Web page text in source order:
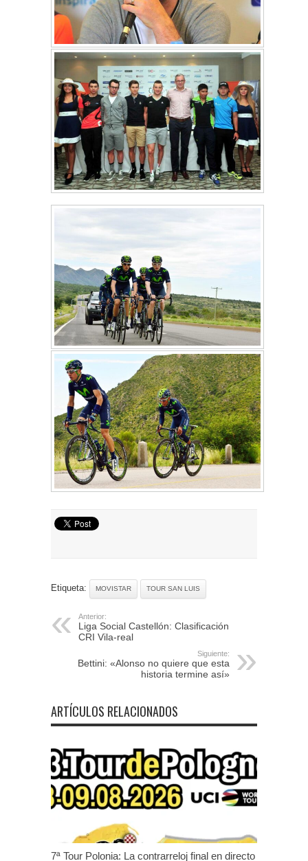
Etiqueta: MOVISTAR TOUR SAN LUIS
Anterior:
Liga Social Castellón: Clasificación
CRI Vila-real
Siguiente:
Bettini: «Alonso no quiere que esta
historia termine así»
ARTÍCULOS RELACIONADOS
7ª Tour Polonia: La contrarreloj final en directo